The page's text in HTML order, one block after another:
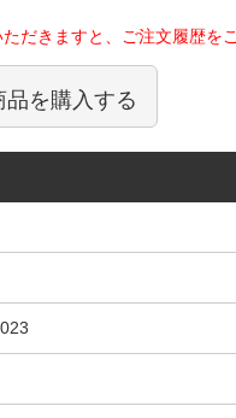
だきますと、ご注文履歴を
品を購入する